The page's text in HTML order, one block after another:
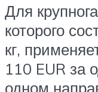
Для
которого
кг,
110 EUR за
одном